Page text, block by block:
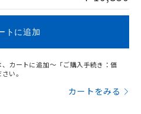
トに追加
カートに追加～「ご購入手続き：価
い。
カートをみる